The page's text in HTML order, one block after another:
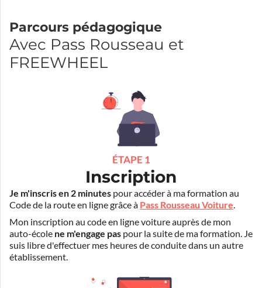
Parcours pédagogique
Avec Pass Rousseau et
FREEWHEEL
ÉTAPE 1
Inscription
Je m'inscris en 2 minutes pour accéder à ma formation au
Code de la route en ligne grâce à Pass Rousseau Voiture.
Mon inscription au code en ligne voiture auprès de mon
auto-école ne m'engage pas pour la suite de ma formation. Je
suis libre d'effectuer mes heures de conduite dans un autre
établissement.